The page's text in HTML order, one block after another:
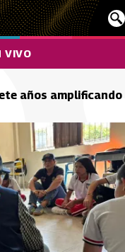
VIVO
años amplificando